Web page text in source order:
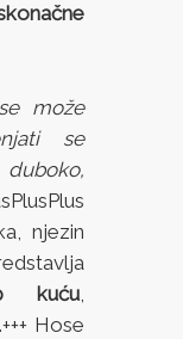
može
se
njezin
kuću,
Hose